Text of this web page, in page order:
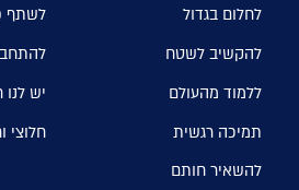
לחלום בגדול
לשתף
להקשיב לשטח
ללמוד מהעולם
יש לנו
תמיכה רגשית
חלוצי
להשאיר חותם